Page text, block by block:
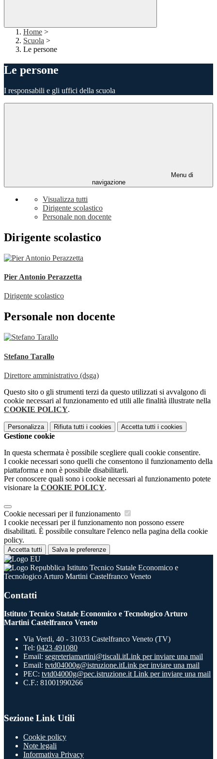
Home >
Scuola >
Le persone
Le persone
I responsabili e gli uffici della scuola
Menu di
navigazione
Visualizza tutti
Dirigente scolastico
Personale non docente
Dirigente scolastico
Pier Antonio Perazzetta
Dirigente scolastico
Personale non docente
Stefano Tarallo
Direttore amministrativo (dsga)
Questo sito o gli strumenti terzi da questo utilizzati si avvalgono di
cookie necessari al funzionamento ed utili alle finalità illustrate nella
COOKIE POLICY.
Personalizza Rifiuta tutti i cookies Accetta tutti i cookies
Gestione cookie
In questa schermata è possibile scegliere quali cookie consentire.
I cookie necessari sono quelli che consentono il funzionamento della
piattaforma e non è possibile disabilitarli.
Per conoscere quali sono i cookie necessari al funzionamento potete
visionare la COOKIE POLICY.
Cookie necessari per il funzionamento
I cookie necessari per il funzionamento non possono essere
disabilitati. È possibile consultare l'elenco nella pagina della cookie
policy.
Accetta tutti Salva le preferenze
Istituto Tecnico Statale Economico e
Tecnologico Arturo Martini Castelfranco Veneto
Contatti
Istituto Tecnico Statale Economico e Tecnologico Arturo
Martini Castelfranco Veneto
Via Verdi, 40 - 31033 Castelfranco Veneto (TV)
Tel: 0423 491080
Email: segreteriamartini@tiscali.itLink per inviare una mail
Email: tvtd04000g@istruzione.itLink per inviare una mail
PEC: tvtd04000g@pec.istruzione.it Link per inviare una mail
C.F.: 81001990266
Sezione Link Utili
Cookie policy
Note legali
Informativa Privacy